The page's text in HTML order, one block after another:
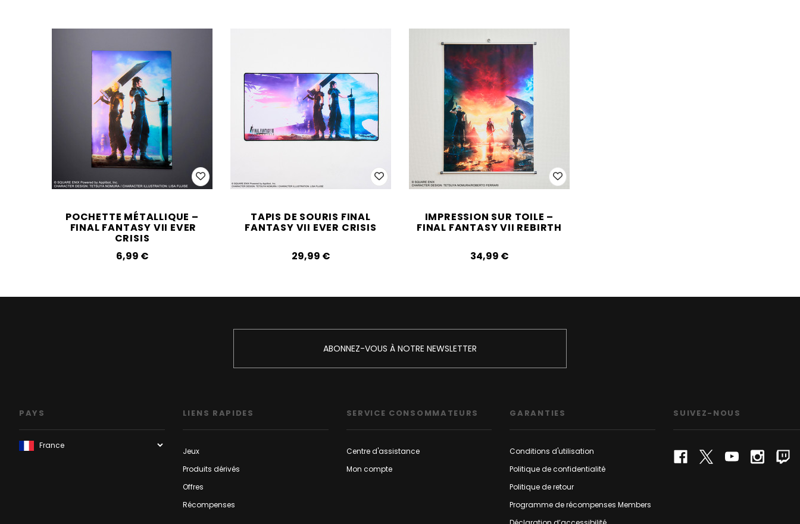
POCHETTE MÉTALLIQUE –
FINAL FANTASY VII EVER
CRISIS
6,99‎ ‎€
TAPIS DE SOURIS FINAL
FANTASY VII EVER CRISIS
29,99‎ ‎€
IMPRESSION SUR TOILE –
FINAL FANTASY VII REBIRTH
34,99‎ ‎€
ABONNEZ-VOUS À NOTRE NEWSLETTER
PAYS LIENS RAPIDES
Jeux
Produits dérivés
Offres
Récompenses
SERVICE CONSOMMATEURS
Centre d'assistance
Mon compte
GARANTIES
Conditions d'utilisation
Politique de confidentialité
Politique de retour
Programme de récompenses Members
SUIVEZ-NOUS